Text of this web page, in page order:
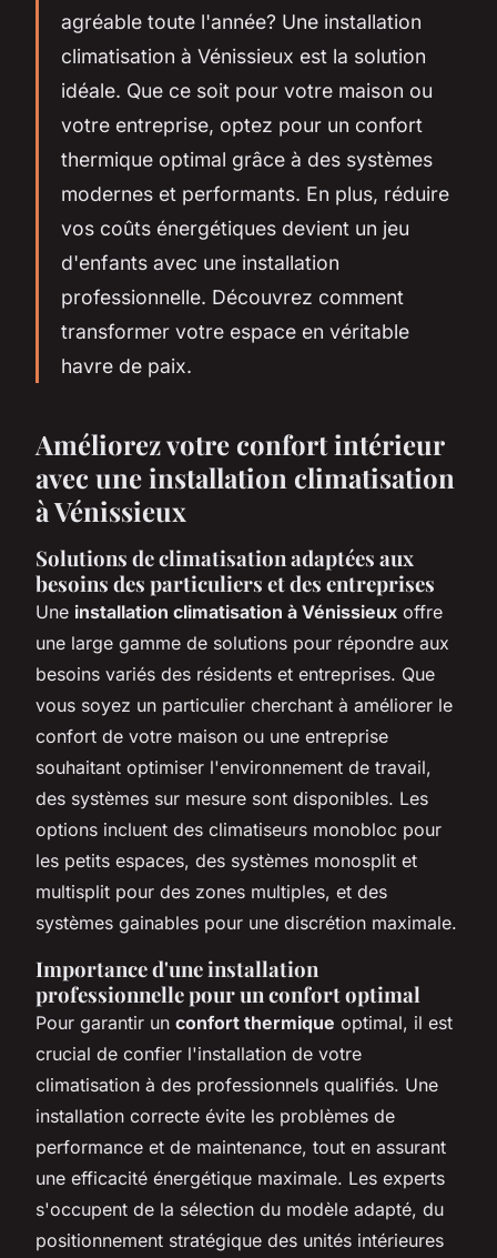
agréable toute l'année? Une installation
climatisation à Vénissieux est la solution
idéale. Que ce soit pour votre maison ou
votre entreprise, optez pour un confort
thermique optimal grâce à des systèmes
modernes et performants. En plus, réduire
vos coûts énergétiques devient un jeu
d'enfants avec une installation
professionnelle. Découvrez comment
transformer votre espace en véritable
havre de paix.
Améliorez votre confort intérieur
avec une installation climatisation
à Vénissieux
Solutions de climatisation adaptées aux
besoins des particuliers et des entreprises
Une installation climatisation à Vénissieux offre
une large gamme de solutions pour répondre aux
besoins variés des résidents et entreprises. Que
vous soyez un particulier cherchant à améliorer le
confort de votre maison ou une entreprise
souhaitant optimiser l'environnement de travail,
des systèmes sur mesure sont disponibles. Les
options incluent des climatiseurs monobloc pour
les petits espaces, des systèmes monosplit et
multisplit pour des zones multiples, et des
systèmes gainables pour une discrétion maximale.
Importance d'une installation
professionnelle pour un confort optimal
Pour garantir un confort thermique optimal, il est
crucial de confier l'installation de votre
climatisation à des professionnels qualifiés. Une
installation correcte évite les problèmes de
performance et de maintenance, tout en assurant
une efficacité énergétique maximale. Les experts
s'occupent de la sélection du modèle adapté, du
positionnement stratégique des unités intérieures